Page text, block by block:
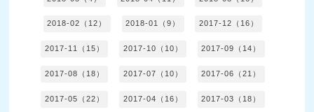
2018-02（12） 2018-01（9） 2017-12（16）
2017-11（15） 2017-10（10） 2017-09（14）
2017-08（18） 2017-07（10） 2017-06（21）
2017-05（22） 2017-04（16） 2017-03（18）